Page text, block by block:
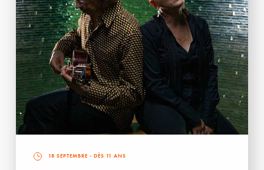
18 SEPTEMBRE - DÈS 11 ANS